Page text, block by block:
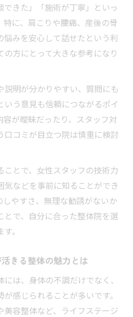
できた」「施術が丁寧」といっ
特に、肩こりや腰痛、産後の骨
悩みを安心して話せたという利
方にとって大きな参考になり
説明が分かりやすい、質問にも
いう意見も信頼につながるポイ
容が曖昧だったり、スタッフ対
口コミが目立つ院は慎重に検討
ことで、女性スタッフの技術力
気などを事前に知ることができ
しやすさ、無理な勧誘がないか
とで、自分に合った整体院を選
。
きる整体の魅力とは
は、身体の不調だけでなく、
感じられることが多いです。
美容整体など、ライフステージ